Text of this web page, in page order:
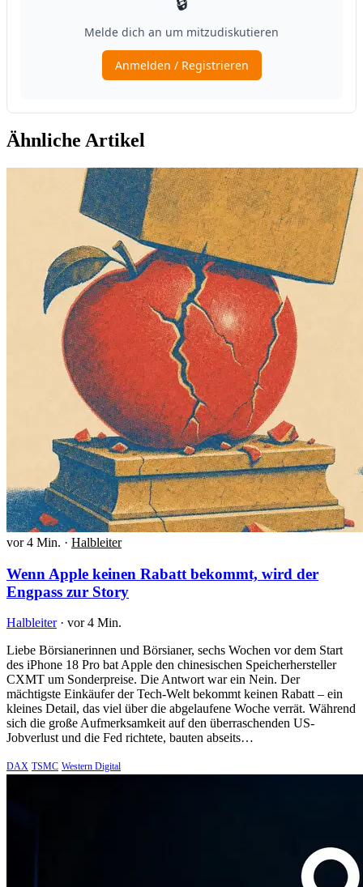
Ähnliche Artikel
vor 4 Min. · Halbleiter
Wenn Apple keinen Rabatt bekommt, wird der
Engpass zur Story
Halbleiter · vor 4 Min.
Liebe Börsianerinnen und Börsianer, sechs Wochen vor dem Start
des iPhone 18 Pro bat Apple den chinesischen Speicherhersteller
CXMT um Sonderpreise. Die Antwort war ein Nein. Der
mächtigste Einkäufer der Tech-Welt bekommt keinen Rabatt – ein
kleines Detail, das viel über die abgelaufene Woche verrät. Während
sich die große Aufmerksamkeit auf den überraschenden US-
Jobverlust und die Fed richtete, bauten abseits…
DAX TSMC Western Digital